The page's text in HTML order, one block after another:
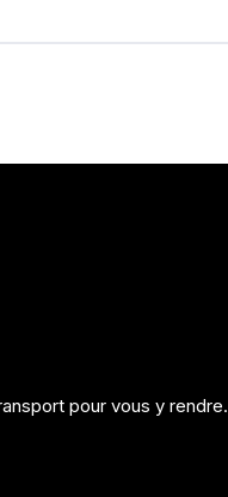
pour vous y rendre.